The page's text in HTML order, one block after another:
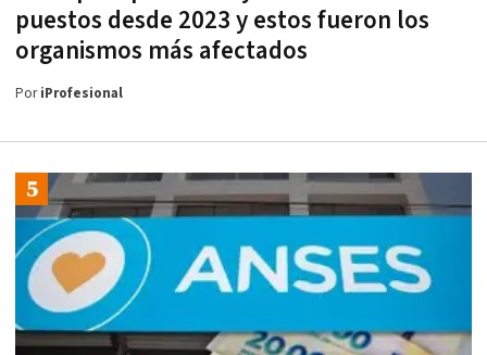
puestos desde 2023 y estos fueron los
organismos más afectados
PoriProfesional